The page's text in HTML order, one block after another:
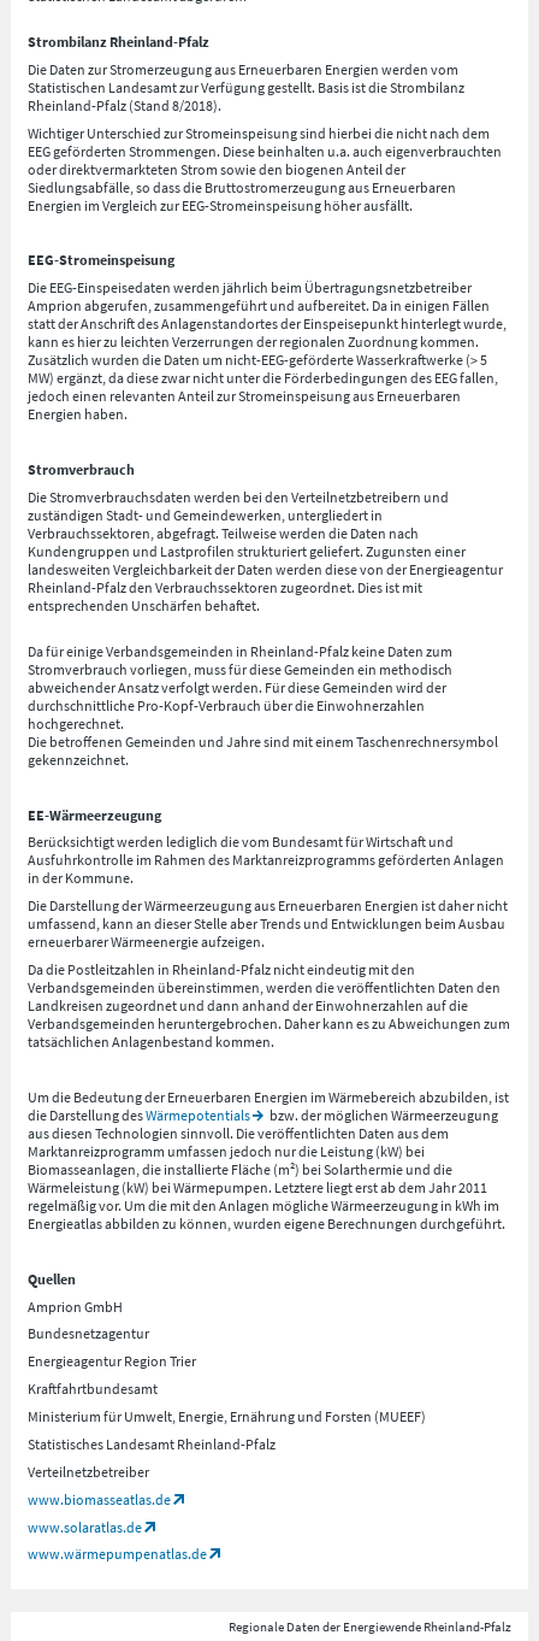
Strombilanz Rheinland-Pfalz
Die Daten zur Stromerzeugung aus Erneuerbaren Energien werden vom
Statistischen Landesamt zur Verfügung gestellt. Basis ist die Strombilanz
Rheinland-Pfalz (Stand 8/2018).
Wichtiger Unterschied zur Stromeinspeisung sind hierbei die nicht nach dem
EEG geförderten Strommengen. Diese beinhalten u.a. auch eigenverbrauchten
oder direktvermarkteten Strom sowie den biogenen Anteil der
Siedlungsabfälle, so dass die Bruttostromerzeugung aus Erneuerbaren
Energien im Vergleich zur EEG-Stromeinspeisung höher ausfällt.
EEG-Stromeinspeisung
Die EEG-Einspeisedaten werden jährlich beim Übertragungsnetzbetreiber
Amprion abgerufen, zusammengeführt und aufbereitet. Da in einigen Fällen
statt der Anschrift des Anlagenstandortes der Einspeisepunkt hinterlegt wurde,
kann es hier zu leichten Verzerrungen der regionalen Zuordnung kommen.
Zusätzlich wurden die Daten um nicht-EEG-geförderte Wasserkraftwerke (> 5
MW) ergänzt, da diese zwar nicht unter die Förderbedingungen des EEG fallen,
jedoch einen relevanten Anteil zur Stromeinspeisung aus Erneuerbaren
Energien haben.
Stromverbrauch
Die Stromverbrauchsdaten werden bei den Verteilnetzbetreibern und
zuständigen Stadt- und Gemeindewerken, untergliedert in
Verbrauchssektoren, abgefragt. Teilweise werden die Daten nach
Kundengruppen und Lastprofilen strukturiert geliefert. Zugunsten einer
landesweiten Vergleichbarkeit der Daten werden diese von der Energieagentur
Rheinland-Pfalz den Verbrauchssektoren zugeordnet. Dies ist mit
entsprechenden Unschärfen behaftet.
Da für einige Verbandsgemeinden in Rheinland-Pfalz keine Daten zum
Stromverbrauch vorliegen, muss für diese Gemeinden ein methodisch
abweichender Ansatz verfolgt werden. Für diese Gemeinden wird der
durchschnittliche Pro-Kopf-Verbrauch über die Einwohnerzahlen
hochgerechnet.
Die betroffenen Gemeinden und Jahre sind mit einem Taschenrechnersymbol
gekennzeichnet.
EE-Wärmeerzeugung
Berücksichtigt werden lediglich die vom Bundesamt für Wirtschaft und
Ausfuhrkontrolle im Rahmen des Marktanreizprogramms geförderten Anlagen
in der Kommune.
Die Darstellung der Wärmeerzeugung aus Erneuerbaren Energien ist daher nicht
umfassend, kann an dieser Stelle aber Trends und Entwicklungen beim Ausbau
erneuerbarer Wärmeenergie aufzeigen.
Da die Postleitzahlen in Rheinland-Pfalz nicht eindeutig mit den
Verbandsgemeinden übereinstimmen, werden die veröffentlichten Daten den
Landkreisen zugeordnet und dann anhand der Einwohnerzahlen auf die
Verbandsgemeinden heruntergebrochen. Daher kann es zu Abweichungen zum
tatsächlichen Anlagenbestand kommen.
Um die Bedeutung der Erneuerbaren Energien im Wärmebereich abzubilden, ist
die Darstellung desWärmepotentials
bzw. der möglichen Wärmeerzeugung
aus diesen Technologien sinnvoll. Die veröffentlichten Daten aus dem
Marktanreizprogramm umfassen jedoch nur die Leistung (kW) bei
Biomasseanlagen, die installierte Fläche (m²) bei Solarthermie und die
Wärmeleistung (kW) bei Wärmepumpen. Letztere liegt erst ab dem Jahr 2011
regelmäßig vor. Um die mit den Anlagen mögliche Wärmeerzeugung in kWh im
Energieatlas abbilden zu können, wurden eigene Berechnungen durchgeführt.
Quellen
Amprion GmbH
Bundesnetzagentur
Energieagentur Region Trier
Kraftfahrtbundesamt
Ministerium für Umwelt, Energie, Ernährung und Forsten (MUEEF)
Statistisches Landesamt Rheinland-Pfalz
Verteilnetzbetreiber
www.biomasseatlas.de
www.solaratlas.de
www.wärmepumpenatlas.de
Regionale Daten der Energiewende Rheinland-Pfalz